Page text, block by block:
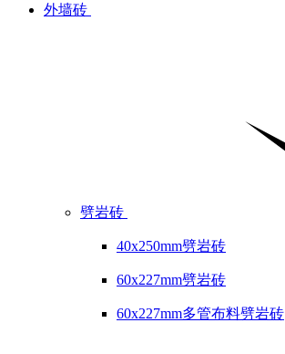
外墙砖
劈岩砖
40x250mm劈岩砖
60x227mm劈岩砖
60x227mm多管布料劈岩砖